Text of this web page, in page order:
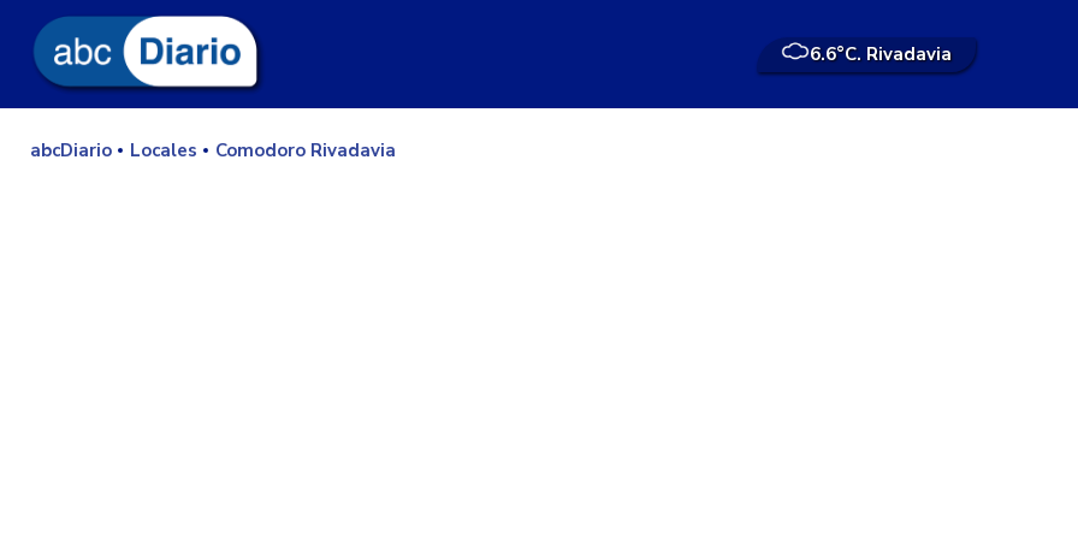
6.6°C. Rivadavia
abcDiario Locales Comodoro Rivadavia